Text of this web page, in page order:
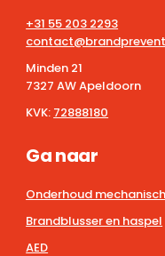
+31 55 203 2293
Minden 21
7327 AW Apeldoorn
KVK: 72888180
Ga naar
Onderhoud
Brandblusser en haspel
AED